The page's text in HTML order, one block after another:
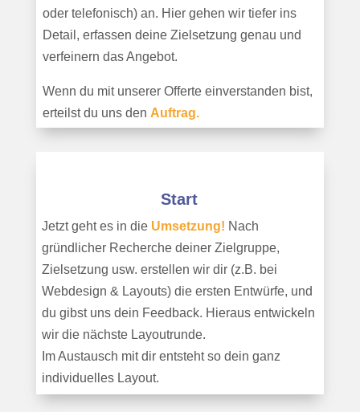
oder telefonisch) an. Hier gehen wir tiefer ins
Detail, erfassen deine Zielsetzung genau und
verfeinern das Angebot.
Wenn du mit unserer Offerte einverstanden bist,
erteilst du uns den Auftrag.
Start
Jetzt geht es in die Umsetzung! Nach
gründlicher Recherche deiner Zielgruppe,
Zielsetzung usw. erstellen wir dir (z.B. bei
Webdesign & Layouts) die ersten Entwürfe, und
du gibst uns dein Feedback. Hieraus entwickeln
wir die nächste Layoutrunde.
Im Austausch mit dir entsteht so dein ganz
individuelles Layout.